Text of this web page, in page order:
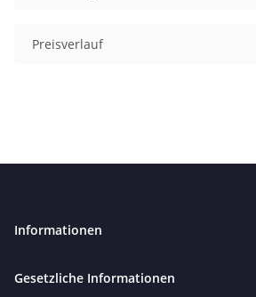
Preisverlauf
Informationen
Gesetzliche Informationen